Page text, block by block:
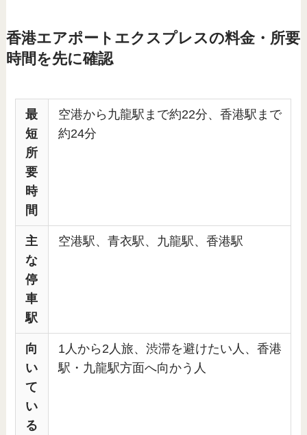
香港エアポートエクスプレスの料金・所要
時間を先に確認
最
短
所
要
時
間
空港から九龍駅まで約22分、香港駅まで
約24分
主
な
停
車
駅
空港駅、青衣駅、九龍駅、香港駅
向
い
て
い
る
1人から2人旅、渋滞を避けたい人、香港
駅・九龍駅方面へ向かう人